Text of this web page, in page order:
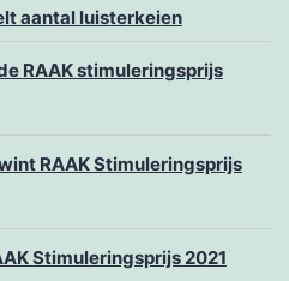
aantal luisterkeien
RAAK stimuleringsprijs
RAAK Stimuleringsprijs
Stimuleringsprijs 2021